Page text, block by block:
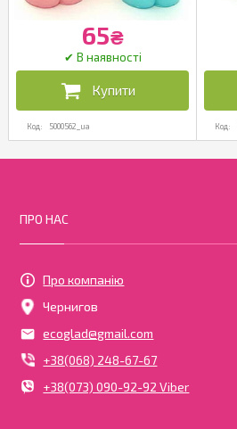
5000562_ua
65₴
ПРО НАС
Про компанію
Чернигов
ecoglad@gmail.com
+38(068) 248-67-67
+38(073) 090-92-92 Viber